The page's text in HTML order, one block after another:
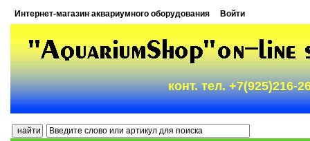
Интернет-магазин аквариумного оборудования Войти
конт. тел. +7(925)216-